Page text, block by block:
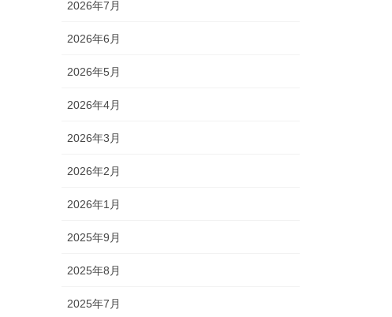
2026年7月
2026年6月
2026年5月
2026年4月
2026年3月
2026年2月
2026年1月
2025年9月
2025年8月
2025年7月